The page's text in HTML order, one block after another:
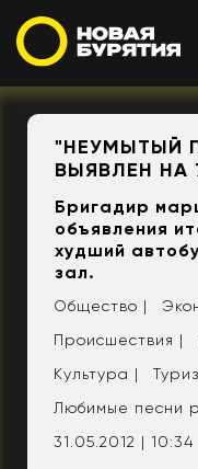
"НЕУМЫТЫЙ
ВЫЯВЛЕН НА
Бригадир
объявления
худший
зал.
Общество |
Происшествия |
Культура |
Любимые песни
31.05.2012 | 10:34